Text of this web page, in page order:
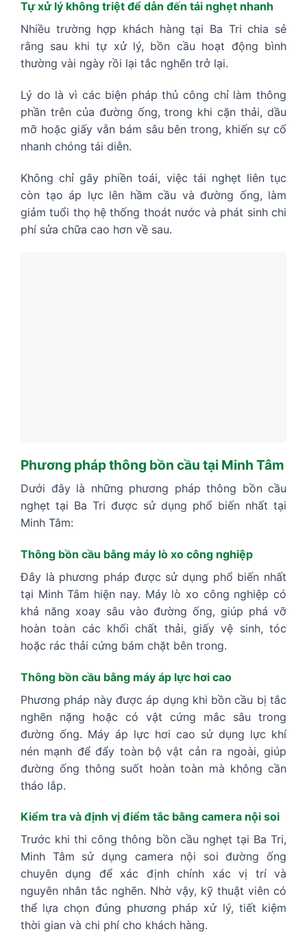
Tự xử lý không triệt để dẫn đến tái nghẹt nhanh
Nhiều trường hợp khách hàng tại Ba Tri chia sẻ
rằng sau khi tự xử lý, bồn cầu hoạt động bình
thường vài ngày rồi lại tắc nghẽn trở lại.
Lý do là vì các biện pháp thủ công chỉ làm thông
phần trên của đường ống, trong khi cặn thải, dầu
mỡ hoặc giấy vẫn bám sâu bên trong, khiến sự cố
nhanh chóng tái diễn.
Không chỉ gây phiền toái, việc tái nghẹt liên tục
còn tạo áp lực lên hầm cầu và đường ống, làm
giảm tuổi thọ hệ thống thoát nước và phát sinh chi
phí sửa chữa cao hơn về sau.
Phương pháp thông bồn cầu tại Minh Tâm
Dưới đây là những phương pháp thông bồn cầu
nghẹt tại Ba Tri được sử dụng phổ biến nhất tại
Minh Tâm:
Thông bồn cầu bằng máy lò xo công nghiệp
Đây là phương pháp được sử dụng phổ biến nhất
tại Minh Tâm hiện nay. Máy lò xo công nghiệp có
khả năng xoay sâu vào đường ống, giúp phá vỡ
hoàn toàn các khối chất thải, giấy vệ sinh, tóc
hoặc rác thải cứng bám chặt bên trong.
Thông bồn cầu bằng máy áp lực hơi cao
Phương pháp này được áp dụng khi bồn cầu bị tắc
nghẽn nặng hoặc có vật cứng mắc sâu trong
đường ống. Máy áp lực hơi cao sử dụng lực khí
nén mạnh để đẩy toàn bộ vật cản ra ngoài, giúp
đường ống thông suốt hoàn toàn mà không cần
tháo lắp.
Kiểm tra và định vị điểm tắc bằng camera nội soi
Trước khi thi công thông bồn cầu nghẹt tại Ba Tri,
Minh Tâm sử dụng camera nội soi đường ống
chuyên dụng để xác định chính xác vị trí và
nguyên nhân tắc nghẽn. Nhờ vậy, kỹ thuật viên có
thể lựa chọn đúng phương pháp xử lý, tiết kiệm
thời gian và chi phí cho khách hàng.